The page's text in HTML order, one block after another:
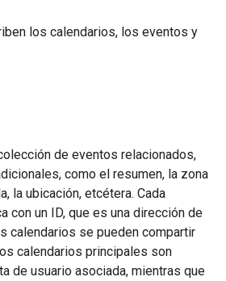
los calendarios, los eventos y
de eventos relacionados,
como el resumen, la zona
la ubicación, etcétera. Cada
con un ID, que es una dirección de
calendarios se pueden compartir
calendarios principales son
de usuario asociada, mientras que